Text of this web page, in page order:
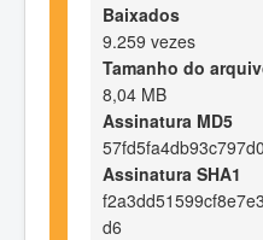
Baixados
9.259 vezes
Tamanho do
8,04 MB
Assinatura MD5
Assinatura SHA1
d6